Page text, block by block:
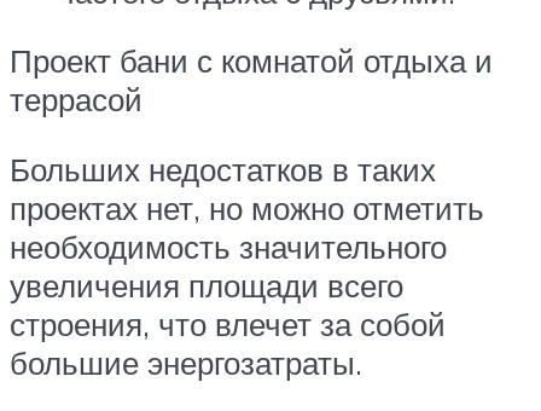
Проект бани с комнатой отдыха и
террасой
Больших недостатков в таких
проектах нет, но можно отметить
необходимость значительного
увеличения площади всего
строения, что влечет за собой
большие энергозатраты.